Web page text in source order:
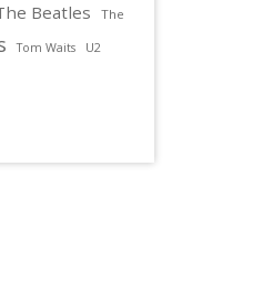
Beatles
The
Tom Waits U2